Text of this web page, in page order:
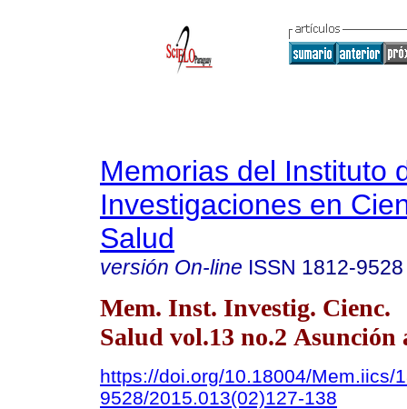
Memorias del Instituto
Investigaciones en
Salud
versión On-line ISSN 1812-9528
Mem. Inst. Investig. Cienc.
Salud vol.13 no.2 Asunción
https://doi.org/10.18004/Mem.iics/
9528/2015.013(02)127-138